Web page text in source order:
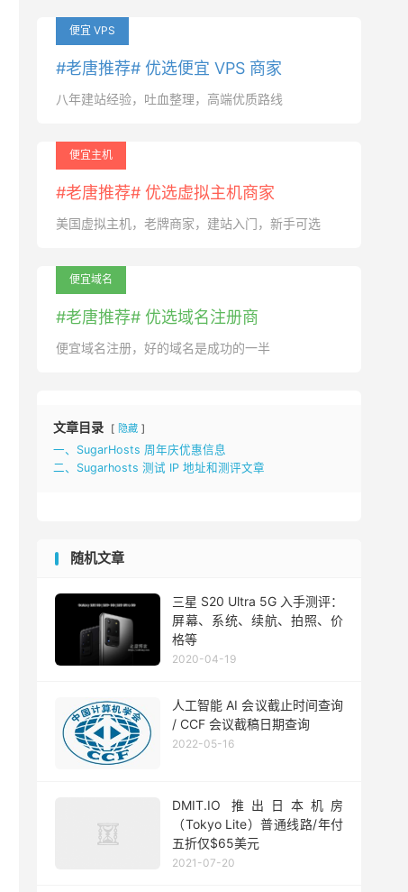
便宜 VPS
#老唐推荐# 优选便宜 VPS 商家
八年建站经验，吐血整理，高端优质路线
便宜主机
#老唐推荐# 优选虚拟主机商家
美国虚拟主机，老牌商家，建站入门，新手可选
便宜域名
#老唐推荐# 优选域名注册商
便宜域名注册，好的域名是成功的一半
文章目录 隐藏
一、SugarHosts 周年庆优惠信息
二、Sugarhosts 测试 IP 地址和测评文章
随机文章
三星 S20 Ultra 5G 入手测评：
屏幕、系统、续航、拍照、价
格等
2020-04-19
人工智能 AI 会议截止时间查询
/ CCF 会议截稿日期查询
2022-05-16
DMIT.IO 推出日本机房
（Tokyo Lite）普通线路/年付
五折仅$65美元
2021-07-20